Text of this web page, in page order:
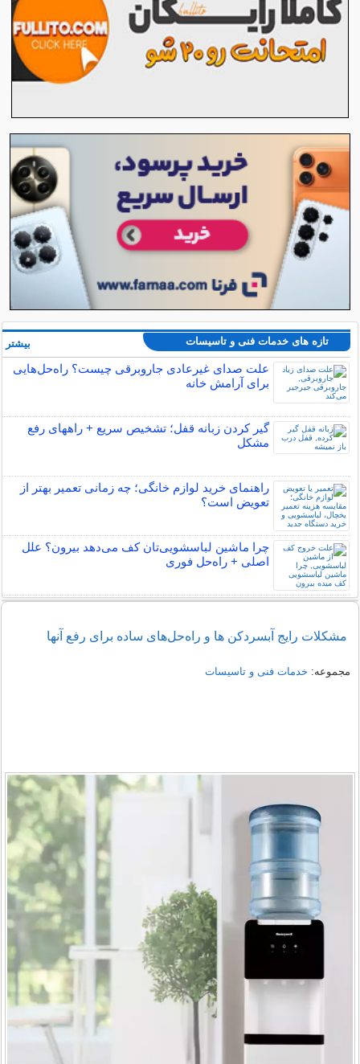
تازه های خدمات فنی و تاسیسات
علت صدای غیرعادی جاروبرقی چیست؟ راه‌حل‌هایی
برای آرامش خانه
گیر کردن زبانه قفل؛ تشخیص سریع + راههای رفع
مشکل
راهنمای خرید لوازم خانگی؛ چه زمانی تعمیر بهتر از
تعویض است؟
چرا ماشین لباسشویی‌تان کف می‌دهد بیرون؟ علل
اصلی + راه‌حل فوری
بیشتر
مشکلات رایج آبسردکن ها و راه‌حل‌های ساده برای رفع آنها
مجموعه: خدمات فنی و تاسیسات